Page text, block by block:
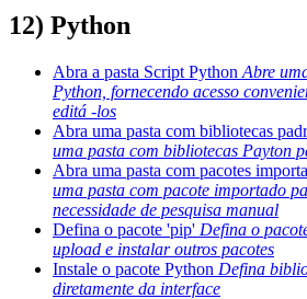
12) Python
Abra a pasta Script Python Abre
Python, fornecendo acesso
editá -los
Abra uma pasta com bibliotecas
uma pasta com bibliotecas Payton
Abra uma pasta com pacotes
uma pasta com pacote importado
necessidade de pesquisa manual
Defina o pacote 'pip' Defina o
upload e instalar outros pacotes
Instale o pacote Python Defina
diretamente da interface